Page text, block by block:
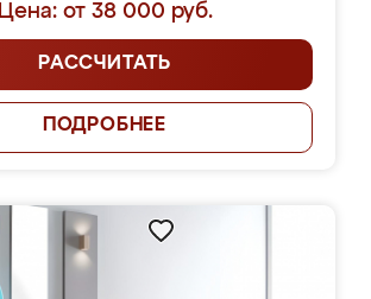
Цена: от 38 000 руб.
РАССЧИТАТЬ
ПОДРОБНЕЕ